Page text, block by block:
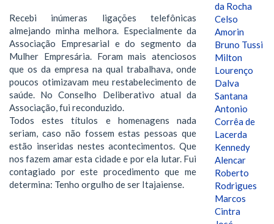
Recebi inúmeras ligações telefônicas
almejando minha melhora. Especialmente da
Associação Empresarial e do segmento da
Mulher Empresária. Foram mais atenciosos
que os da empresa na qual trabalhava, onde
poucos otimizavam meu restabelecimento de
saúde. No Conselho Deliberativo atual da
Associação, fui reconduzido.
Todos estes títulos e homenagens nada
seriam, caso não fossem estas pessoas que
estão inseridas nestes acontecimentos. Que
nos fazem amar esta cidade e por ela lutar. Fui
contagiado por este procedimento que me
determina: Tenho orgulho de ser Itajaiense.
da Rocha
Celso
Amorin
Bruno Tussi
Milton
Lourenço
Dalva
Santana
Antonio
Corrêa de
Lacerda
Kennedy
Alencar
Roberto
Rodrigues
Marcos
Cintra